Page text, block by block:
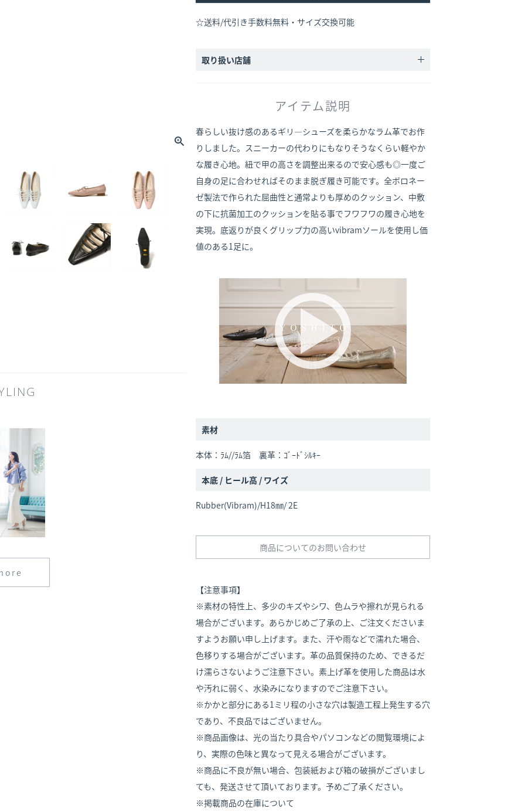
☆送料/代引き手数料無料・サイズ交換可能
取り扱い店舗
アイテム説明
春らしい抜け感のあるギリ―シューズを柔らかなラム革でお作
りしました。スニーカーの代わりにもなりそうなくらい軽やか
な履き心地。紐で甲の高さを調整出来るので安心感も◎一度ご
自身の足に合わせればそのまま脱ぎ履き可能です。全ボロネー
ゼ製法で作られた屈曲性と通常よりも厚めのクッション、中敷
の下に抗菌加工のクッションを貼る事でフワフワの履き心地を
実現。底返りが良くグリップ力の高いvibramソールを使用し価
値のある1足に。
素材
本体：ﾗﾑ//ﾗﾑ箔 裏革：ｺﾞｰﾄﾞｼﾙｷｰ
本底 / ヒール高 / ワイズ
Rubber(Vibram)/H18㎜/ 2E
商品についてのお問い合わせ
【注意事項】
※素材の特性上、多少のキズやシワ、色ムラや擦れが見られる
場合がございます。あらかじめご了承の上、ご注文くださいま
すようお願い申し上げます。また、汗や雨などで濡れた場合、
色移りする場合がございます。革の品質保持のため、できるだ
け濡らさないようご注意下さい。素上げ革を使用した商品は水
や汚れに弱く、水染みになりますのでご注意下さい。
※かかと部分にある1ミリ程の小さな穴は製造工程上発生する穴
であり、不良品ではございません。
※商品画像は、光の当たり具合やパソコンなどの閲覧環境によ
り、実際の色味と異なって見える場合がございます。
※商品に不良が無い場合、包装紙および箱の破損がございまし
ても、発送させて頂いております。予めご了承ください。
※掲載商品の在庫について